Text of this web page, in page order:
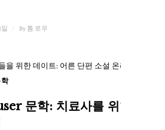
By 톰 로우
문학: 치료사를 위한